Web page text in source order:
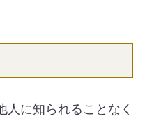
に知られることなく